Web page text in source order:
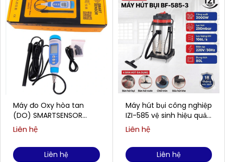
Máy đo Oxy hòa tan
(DO) SMARTSENSOR
AR8210 (0,00 ~ 20,00
Liên hệ
Liên hệ
Máy hút bụi công nghiệp
IZI-585 vệ sinh hiệu quả
cho doanh nghiệp
Liên hệ
Liên hệ